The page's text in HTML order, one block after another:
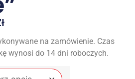
na zamówienie. Czas
wynosi do 14 dni roboczych.